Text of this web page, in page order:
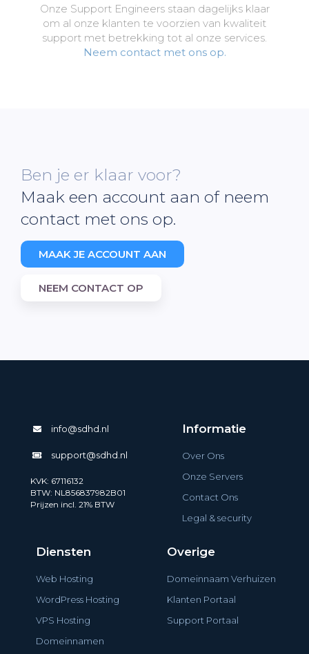
Onze Support Engineers staan dagelijks klaar
om al onze klanten te voorzien van kwaliteit
support met betrekking tot al onze services.
Neem contact met ons op.
Ben je er klaar voor?
Maak een account aan of neem
contact met ons op.
MAAK JE ACCOUNT AAN
NEEM CONTACT OP
info@sdhd.nl
support@sdhd.nl
KVK: 67116132
BTW: NL856837982B01
Prijzen incl. 21% BTW
Informatie
Over Ons
Onze Servers
Contact Ons
Legal & security
Diensten
Web Hosting
WordPress Hosting
VPS Hosting
Domeinnamen
Overige
Domeinnaam Verhuizen
Klanten Portaal
Support Portaal